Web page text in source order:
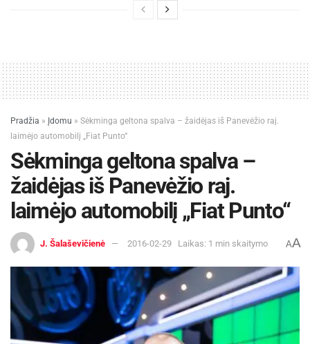
Pradžia » Įdomu » Sėkminga geltona spalva – žaidėjas iš Panevėžio raj.
laimėjo automobilį „Fiat Punto“
Sėkminga geltona spalva –
žaidėjas iš Panevėžio raj.
laimėjo automobilį „Fiat Punto“
J. Šalaševičienė 2016-02-29 Laikas: 1 min skaitymo AA